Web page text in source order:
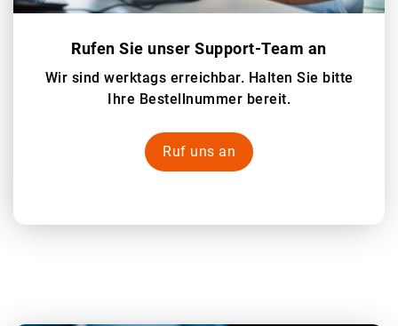
Rufen Sie unser Support-Team an
Wir sind werktags erreichbar. Halten Sie bitte
Ihre Bestellnummer bereit.
Ruf uns an